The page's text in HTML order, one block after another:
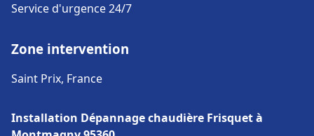
Service d'urgence 24/7
Zone intervention
Saint Prix, France
Installation Dépannage chaudière Frisquet à